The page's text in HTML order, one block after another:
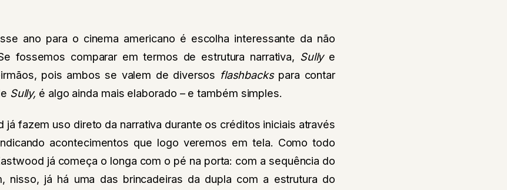
ano para o cinema americano é escolha interessante da não
fossemos comparar em termos de estrutura narrativa, Sully e
pois ambos se valem de diversos flashbacks para contar
Sully, é algo ainda mais elaborado – e também simples.
já fazem uso direto da narrativa durante os créditos iniciais através
acontecimentos que logo veremos em tela. Como todo
já começa o longa com o pé na porta: com a sequência do
nisso, já há uma das brincadeiras da dupla com a estrutura do